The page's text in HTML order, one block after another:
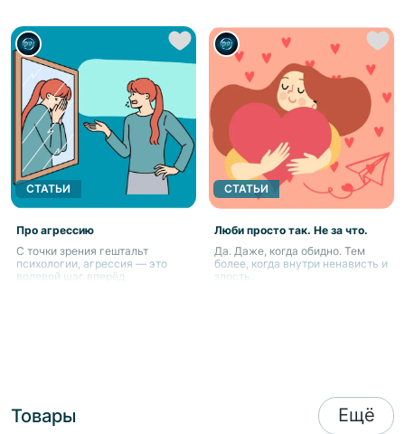
СТАТЬИ
Про агрессию
С точки зрения гештальт
психологии, агрессия — это
волевой шаг вперёд.
СТАТЬИ
Люби просто так. Не за что.
Да. Даже, когда обидно. Тем
более, когда внутри ненависть и
злость.
Товары Ещё